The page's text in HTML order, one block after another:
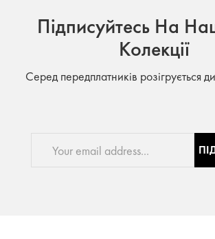
Підписуйтесь На
Колекції
Серед передплатників розігрується